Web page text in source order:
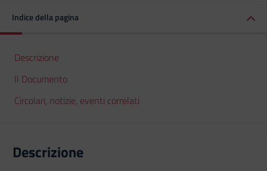
Indice della pagina
Descrizione
Il Documento
Circolari, notizie, eventi correlati
Descrizione